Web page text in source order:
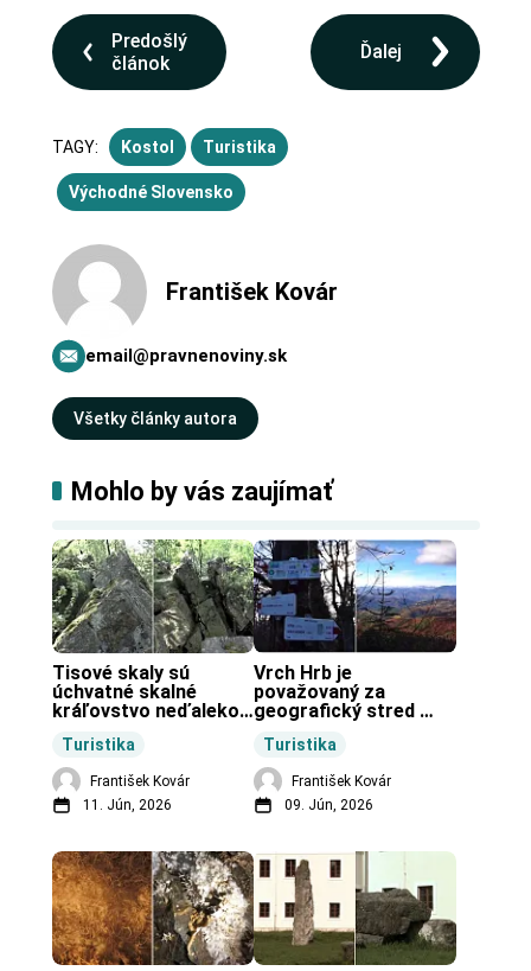
Predošlý
článok
Ďalej
TAGY: Kostol Turistika
Východné Slovensko
František Kovár
email@pravnenoviny.sk
Všetky články autora
Mohlo by vás zaujímať
Turistika
Tisové skaly sú
úchvatné skalné
kráľovstvo neďaleko
František Kovár
11. Jún, 2026
Turistika
Vrch Hrb je
považovaný za
geografický stred
František Kovár
09. Jún, 2026